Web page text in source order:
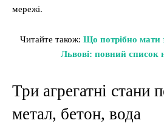
мережі.
Читайте також: Що потрібно мати
Львові: повний список
Три агрегатні стани
метал, бетон, вода